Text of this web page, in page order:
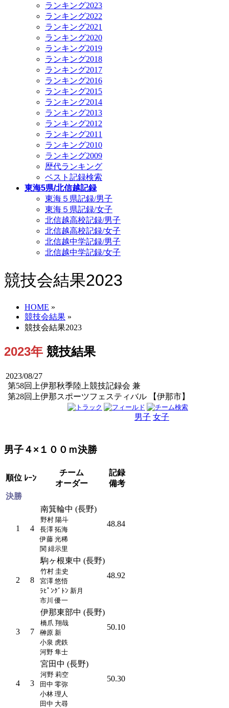
ランキング2023
ランキング2022
ランキング2021
ランキング2020
ランキング2019
ランキング2018
ランキング2017
ランキング2016
ランキング2015
ランキング2014
ランキング2013
ランキング2012
ランキング2011
ランキング2010
ランキング2009
歴代ランキング
ベスト記録検索
東海5県/北信越記録
東海５県記録/男子
東海５県記録/女子
北信越高校記録/男子
北信越高校記録/女子
北信越中学記録/男子
北信越中学記録/女子
競技会結果2023
HOME »
競技会結果 »
競技会結果2023
2023年 競技結果
2023/08/27
第58回上伊那秋季陸上競技記録会 兼
第28回上伊那スポーツフェスティバル 【伊那市】
男子 女子
男子４×１００ｍ決勝
順位 ﾚｰﾝ
チーム
オーダー
記録
備考
決勝
1 4
南箕輪中 (長野)
野村 陽斗
長澤 拓海
伊藤 光稀
関 緋示里
48.84
2 8
駒ヶ根東中 (長野)
竹村 圭史
宮澤 悠悟
ﾗﾋﾟﾝｸﾞﾄﾝ 新月
市川 優一
48.92
3 7
伊那東部中 (長野)
橋爪 翔哉
榊原 新
小泉 虎鉄
河野 隼士
50.10
4 3
宮田中 (長野)
河野 莉空
田中 零弥
小林 理人
田中 大尋
50.30